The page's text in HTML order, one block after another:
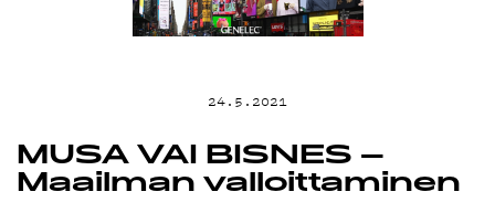
TEKIJÄT
ON-DEMAND
24.5.2021
MUSA VAI BISNES –
Maailman valloittaminen